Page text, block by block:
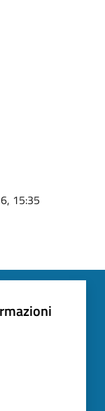
15:35